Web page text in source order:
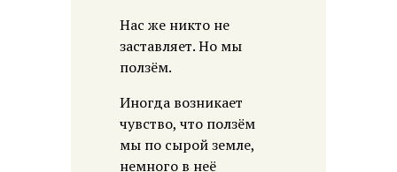
Нас же никто не
заставляет. Но мы
ползём.
Иногда возникает
чувство, что ползём
мы по сырой земле,
немного в неё